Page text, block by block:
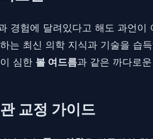
경험에 달려있다고 해도 과언
는 최신 의학 지식과 기술을 습
심한 볼 여드름과 같은 까다로
교정 가이드